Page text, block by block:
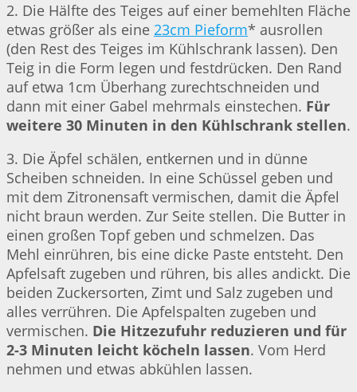
2. Die Hälfte des Teiges auf einer bemehlten Fläche
etwas größer als eine 23cm Pieform* ausrollen
(den Rest des Teiges im Kühlschrank lassen). Den
Teig in die Form legen und festdrücken. Den Rand
auf etwa 1cm Überhang zurechtschneiden und
dann mit einer Gabel mehrmals einstechen. Für
weitere 30 Minuten in den Kühlschrank stellen.
3. Die Äpfel schälen, entkernen und in dünne
Scheiben schneiden. In eine Schüssel geben und
mit dem Zitronensaft vermischen, damit die Äpfel
nicht braun werden. Zur Seite stellen. Die Butter in
einen großen Topf geben und schmelzen. Das
Mehl einrühren, bis eine dicke Paste entsteht. Den
Apfelsaft zugeben und rühren, bis alles andickt. Die
beiden Zuckersorten, Zimt und Salz zugeben und
alles verrühren. Die Apfelspalten zugeben und
vermischen. Die Hitzezufuhr reduzieren und für
2-3 Minuten leicht köcheln lassen. Vom Herd
nehmen und etwas abkühlen lassen.